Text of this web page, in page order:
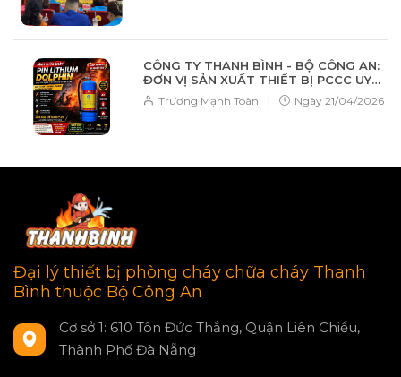
CÔNG TY THANH BÌNH - BỘ CÔNG AN:
ĐƠN VỊ SẢN XUẤT THIẾT BỊ PCCC UY
TÍN HÀNG ĐẦU
Trương Mạnh Toàn | Ngày 21/04/2026
Đại lý thiết bị phòng cháy chữa cháy Thanh
Bình thuộc Bộ Công An
Cơ sở 1: 610 Tôn Đức Thắng, Quận Liên Chiểu,
Thành Phố Đà Nẵng